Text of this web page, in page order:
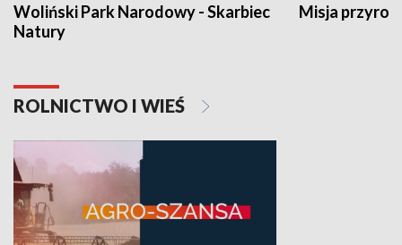
Woliński Park Narodowy - Skarbiec
Natury
Misja
ROLNICTWO I WIEŚ